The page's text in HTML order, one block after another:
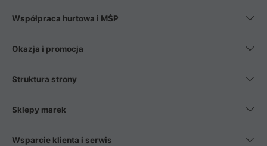
Współpraca hurtowa i MŚP
Okazja i promocja
Struktura strony
Sklepy marek
Wsparcie klienta i serwis